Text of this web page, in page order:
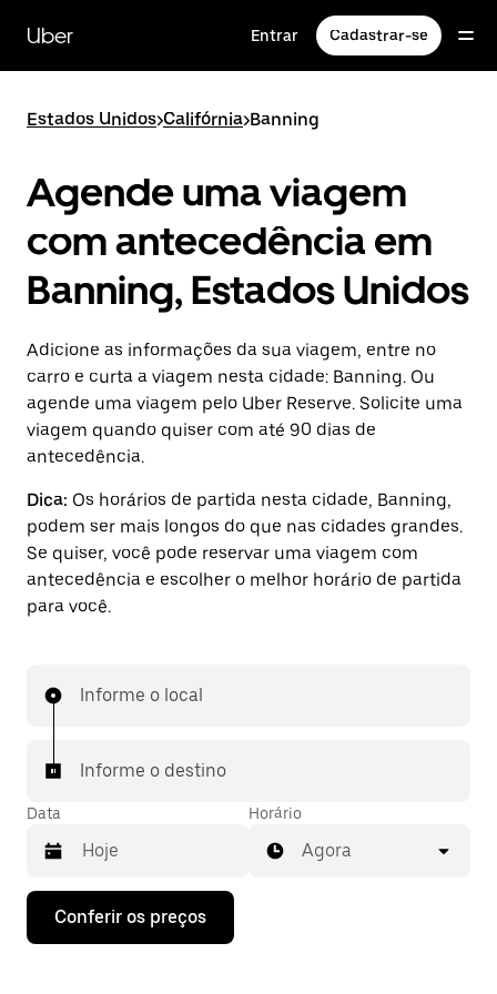
para
conteúdo
Uber Entrar Cadastrar-se
Estados Unidos>Califórnia>Banning
Agende uma viagem
com antecedência em
Banning, Estados Unidos
Adicione as informações da sua viagem, entre no
carro e curta a viagem nesta cidade: Banning. Ou
agende uma viagem pelo Uber Reserve. Solicite uma
viagem quando quiser com até 90 dias de
antecedência.
Dica: Os horários de partida nesta cidade, Banning,
podem ser mais longos do que nas cidades grandes.
Se quiser, você pode reservar uma viagem com
antecedência e escolher o melhor horário de partida
para você.
Informe o local
Informe o destino
Data
Pressione
seta
Horário
Agora
Conferir os preços